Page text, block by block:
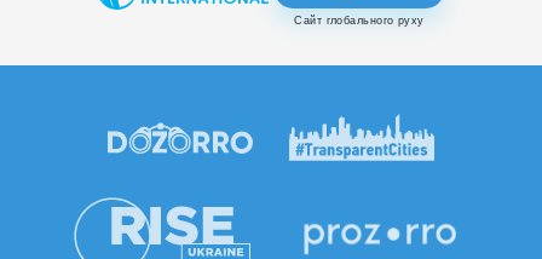
Сайт глобального руху